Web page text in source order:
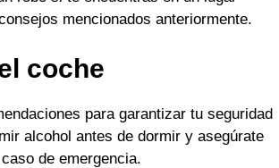
mencionados anteriormente.
coche
para garantizar tu seguridad
alcohol antes de dormir y asegúrate
de emergencia.